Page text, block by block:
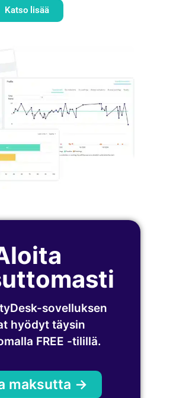
Katso lisää
sovelluksen
hyödyt täysin
FREE -tilillä.
maksutta →